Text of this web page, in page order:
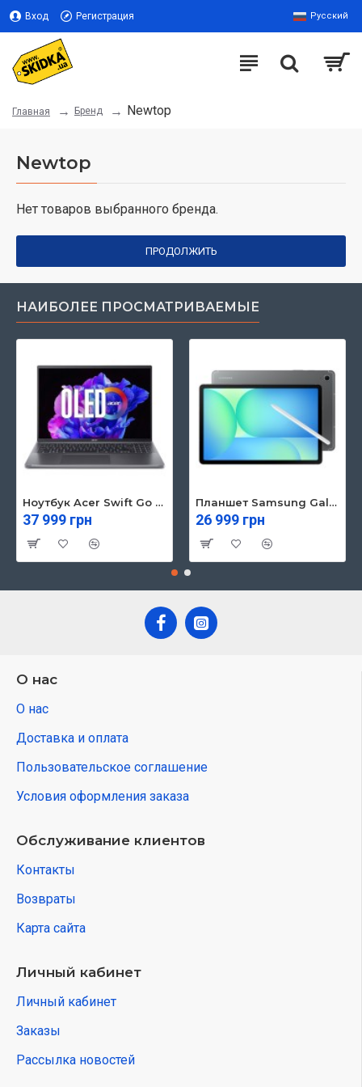
Вход Регистрация Русский
Главная Бренд Newtop
Newtop
Нет товаров выбранного бренда.
ПРОДОЛЖИТЬ
НАИБОЛЕЕ ПРОСМАТРИВАЕМЫЕ
Ноутбук Acer Swift Go 16 SFG16-71 (NX.KVZEU.003)
37 999 грн
Планшет Samsung Galaxy Tab S10 FE 5G 8/128GB Gray (SM-X526BZAREUC)
26 999 грн
О нас
О нас
Доставка и оплата
Пользовательское соглашение
Условия оформления заказа
Обслуживание клиентов
Контакты
Возвраты
Карта сайта
Личный кабинет
Личный кабинет
Заказы
Рассылка новостей